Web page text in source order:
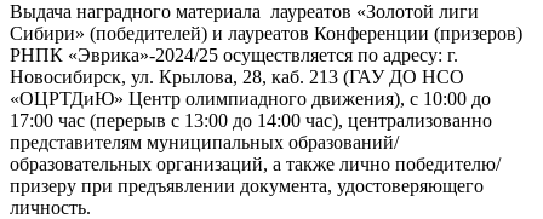
Выдача наградного материала лауреатов «Золотой лиги
Сибири» (победителей) и лауреатов Конференции (призеров)
РНПК «Эврика»-2024/25 осуществляется по адресу: г.
Новосибирск, ул. Крылова, 28, каб. 213 (ГАУ ДО НСО
«ОЦРТДиЮ» Центр олимпиадного движения), с 10:00 до
17:00 час (перерыв с 13:00 до 14:00 час), централизованно
представителям муниципальных образований/
образовательных организаций, а также лично победителю/
призеру при предъявлении документа, удостоверяющего
личность.